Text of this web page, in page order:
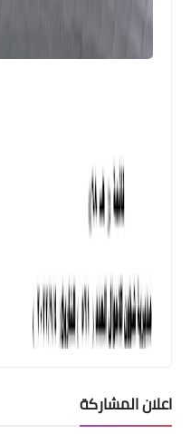
اعلان المشاركة